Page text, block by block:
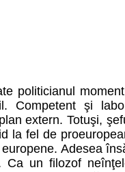
politicianul
Competent şi
extern. Totuşi,
la fel de
Adesea
un filozof